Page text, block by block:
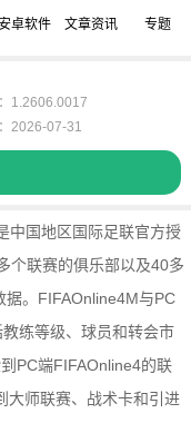
卓软件 文章资讯 专题
1.2606.0017
2026-07-31
中国地区国际足联官方授
个联赛的俱乐部以及40多
。FIFAOnline4M与PC
练等级、球员和转会市
PC端FIFAOnline4的联
大师联赛、战术卡和引进